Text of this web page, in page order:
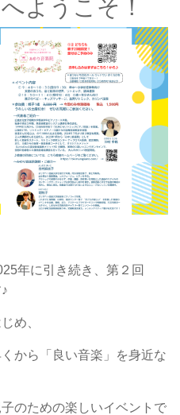
ようこそ！
年に引き続き、第２回
め、
から「良い音楽」を身近な
のための楽しいイベントで